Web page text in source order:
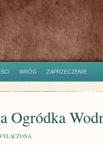
WRÓG ZAPRZECZENIE
Ogródka